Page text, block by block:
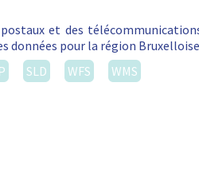
et des
données pour la région
SLD WFS WMS